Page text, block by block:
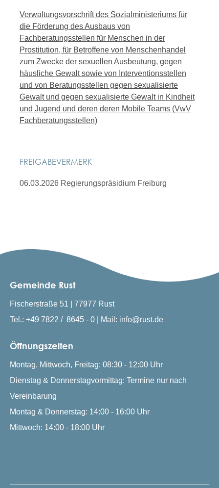
Verwaltungsvorschrift des Sozialministeriums für
die Förderung des Ausbaus von
Fachberatungsstellen für Menschen in der
Prostitution, für Betroffene von Menschenhandel
zum Zwecke der sexuellen Ausbeutung, gegen
häusliche Gewalt sowie von Interventionsstellen
und von Beratungsstellen gegen sexualisierte
Gewalt und gegen sexualisierte Gewalt in Kindheit
und Jugend und deren deren Mobile Teams (VwV
Fachberatungsstellen)
FREIGABEVERMERK
06.03.2026 Regierungspräsidium Freiburg
Gemeinde Rust
Fischerstraße 51 | 77977 Rust
Tel.: +49 7822 / 8645 - 0 | Mail: info@rust.de
Öffnungszeiten
Montag, Mittwoch, Freitag: 08:30 - 12:00 Uhr
Dienstag & Donnerstagvormittag: Termine nur nach
Vereinbarung
Montag & Donnerstag: 14:00 - 16:00 Uhr
Mittwoch: 14:00 - 18:00 Uhr